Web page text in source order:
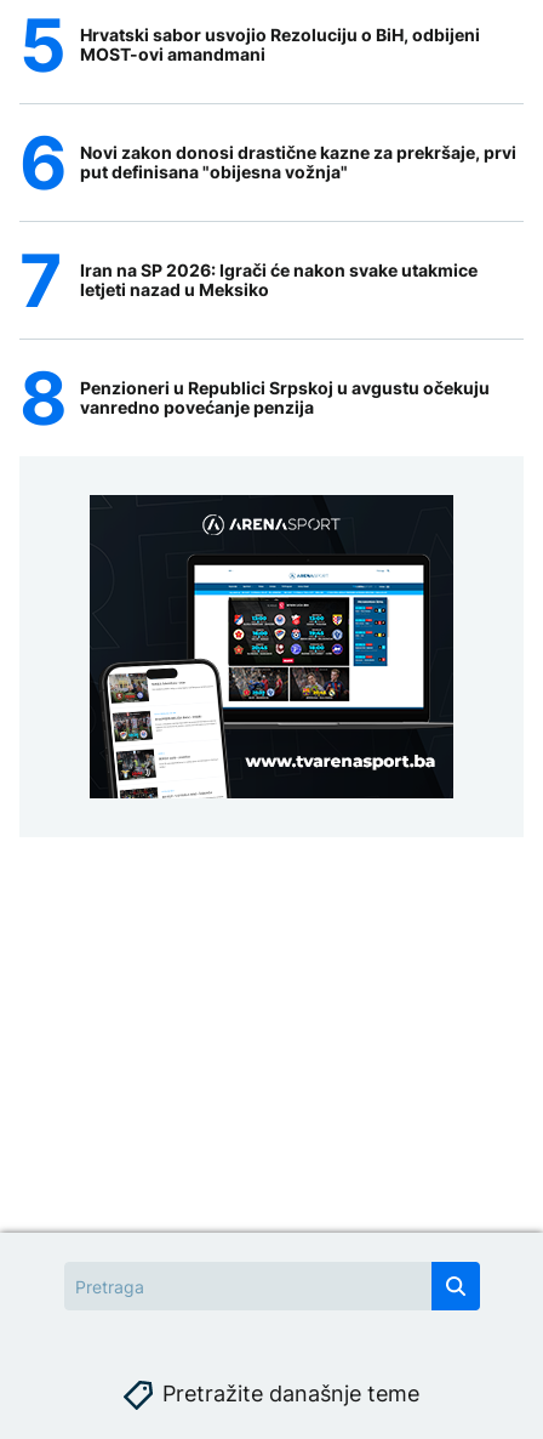
Hrvatski sabor usvojio Rezoluciju o BiH, odbijeni
MOST-ovi amandmani
Novi zakon donosi drastične kazne za prekršaje, prvi
put definisana "obijesna vožnja"
Iran na SP 2026: Igrači će nakon svake utakmice
letjeti nazad u Meksiko
Penzioneri u Republici Srpskoj u avgustu očekuju
vanredno povećanje penzija
Pretražite današnje teme